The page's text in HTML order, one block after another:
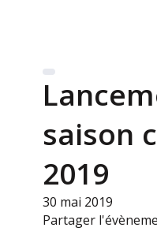
saison
2019
30 mai 2019
Partager